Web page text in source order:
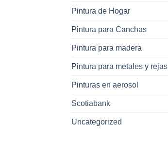
Pintura de Hogar
Pintura para Canchas
Pintura para madera
Pintura para metales y rejas
Pinturas en aerosol
Scotiabank
Uncategorized